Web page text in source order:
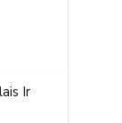
Ir